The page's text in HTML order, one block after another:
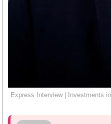
Express Interview | Investments